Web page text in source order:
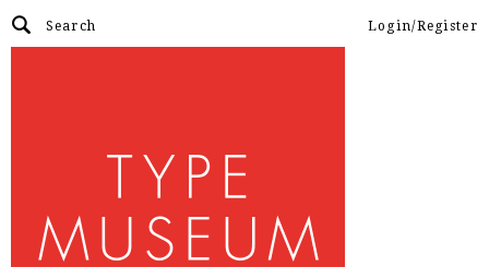
Login/Register